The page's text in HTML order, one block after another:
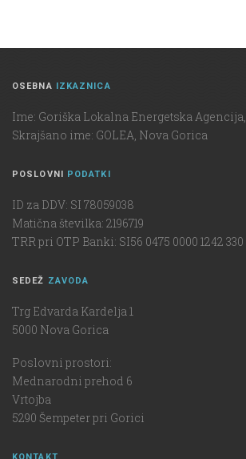
OSEBNA IZKAZNICA
Ime: Goriška Lokalna Energetska
Skrajšano ime: GOLEA, Nova Gorica
POSLOVNI PODATKI
ID za DDV: SI 78059038
Matična številka: 2196719
TRR pri OTP Banki: SI56 0475 0000 1242 330
SEDEŽ ZAVODA
Trg Edvarda Kardelja 1
5000 Nova Gorica
Poslovni prostori:
Mednarodni prehod 6
Vrtojba
5290 Šempeter pri Gorici
KONTAKT